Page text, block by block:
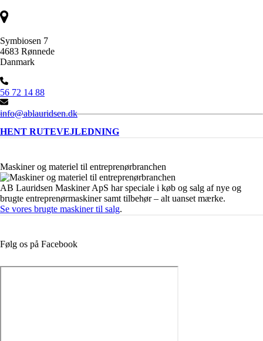
Symbiosen 7
4683 Rønnede
Danmark
56 72 14 88
info@ablauridsen.dk
HENT RUTEVEJLEDNING
Maskiner og materiel til entreprenørbranchen
AB Lauridsen Maskiner ApS har speciale i køb og salg af nye og
brugte entreprenørmaskiner samt tilbehør – alt uanset mærke.
Se vores brugte maskiner til salg.
Følg os på Facebook